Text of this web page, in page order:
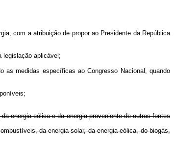
com a atribuição de propor ao Presidente da República
legislação aplicável;
as medidas específicas ao Congresso Nacional, quando
energia eólica e da energia proveniente de outras fontes
da energia solar, da energia eólica, do biogás,